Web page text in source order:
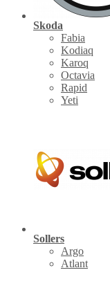
Skoda
Fabia
Kodiaq
Karoq
Octavia
Rapid
Yeti
Sollers
Argo
Atlant